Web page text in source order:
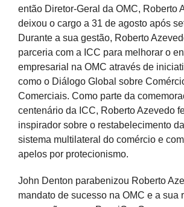
então Diretor-Geral da OMC, Roberto
deixou o cargo a 31 de agosto após
Durante a sua gestão, Roberto
parceria com a ICC para melhorar o
empresarial na OMC através de
como o Diálogo Global sobre
Comerciais. Como parte da
centenário da ICC, Roberto Azevedo
inspirador sobre o restabelecimento
sistema multilateral do comércio e
apelos por protecionismo.
John Denton parabenizou Roberto
mandato de sucesso na OMC e a sua